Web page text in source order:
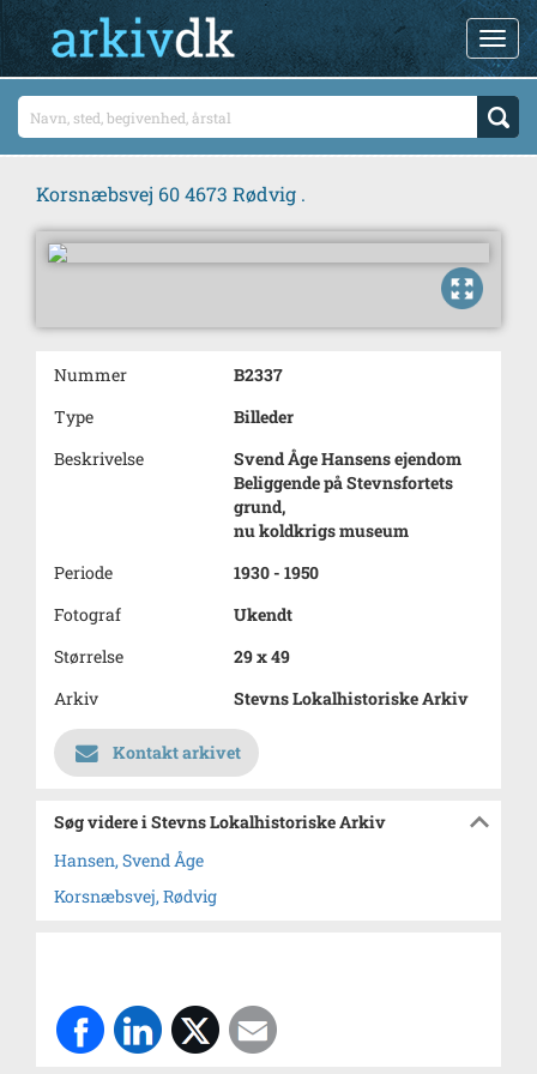
Korsnæbsvej 60 4673 Rødvig .
Nummer
B2337
Type
Billeder
Beskrivelse
Svend Åge Hansens ejendom
Beliggende på Stevnsfortets
grund,
nu koldkrigs museum
Periode
1930 - 1950
Fotograf
Ukendt
Størrelse
29 x 49
Arkiv
Stevns Lokalhistoriske Arkiv
Kontakt arkivet
Søg videre i Stevns Lokalhistoriske Arkiv
Hansen, Svend Åge
Korsnæbsvej, Rødvig